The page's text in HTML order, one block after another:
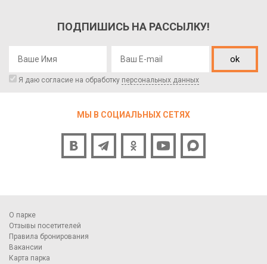
ПОДПИШИСЬ НА РАССЫЛКУ!
ok
Я даю согласие на обработку персональных данных
МЫ В СОЦИАЛЬНЫХ СЕТЯХ
О парке
Отзывы посетителей
Правила бронирования
Вакансии
Карта парка